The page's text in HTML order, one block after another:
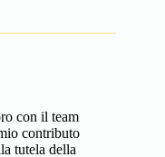
con il team
contributo
tutela della